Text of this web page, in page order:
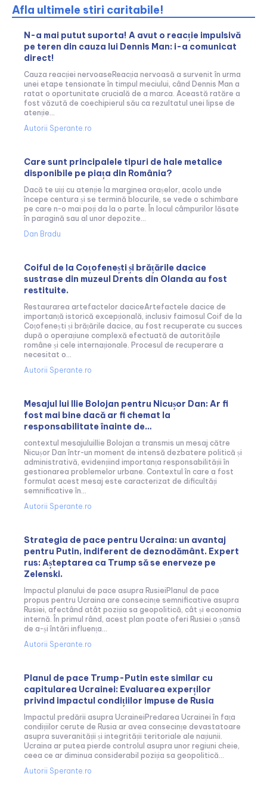
Afla ultimele stiri caritabile!
N-a mai putut suporta! A avut o reacție impulsivă
pe teren din cauza lui Dennis Man: i-a comunicat
direct!
Cauza reacției nervoaseReacția nervoasă a survenit în urma
unei etape tensionate în timpul meciului, când Dennis Man a
ratat o oportunitate crucială de a marca. Această ratăre a
fost văzută de coechipierul său ca rezultatul unei lipse de
atenție...
Autorii Sperante.ro
Care sunt principalele tipuri de hale metalice
disponibile pe piața din România?
Dacă te uiți cu atenție la marginea orașelor, acolo unde
începe centura și se termină blocurile, se vede o schimbare
pe care n-o mai poți da la o parte. În locul câmpurilor lăsate
în paragină sau al unor depozite...
Dan Bradu
Coiful de la Coțofenești și brățările dacice
sustrase din muzeul Drents din Olanda au fost
restituite.
Restaurarea artefactelor daciceArtefactele dacice de
importanță istorică excepțională, inclusiv faimosul Coif de la
Coțofenești și brățările dacice, au fost recuperate cu succes
după o operațiune complexă efectuată de autoritățile
române și cele internaționale. Procesul de recuperare a
necesitat o...
Autorii Sperante.ro
Mesajul lui Ilie Bolojan pentru Nicușor Dan: Ar fi
fost mai bine dacă ar fi chemat la
responsabilitate înainte de…
contextul mesajuluiIlie Bolojan a transmis un mesaj către
Nicușor Dan într-un moment de intensă dezbatere politică și
administrativă, evidențiind importanța responsabilității în
gestionarea problemelor urbane. Contextul în care a fost
formulat acest mesaj este caracterizat de dificultăți
semnificative în...
Autorii Sperante.ro
Strategia de pace pentru Ucraina: un avantaj
pentru Putin, indiferent de deznodământ. Expert
rus: Așteptarea ca Trump să se enerveze pe
Zelenski.
Impactul planului de pace asupra RusieiPlanul de pace
propus pentru Ucraina are consecințe semnificative asupra
Rusiei, afectând atât poziția sa geopolitică, cât și economia
internă. În primul rând, acest plan poate oferi Rusiei o șansă
de a-și întări influența...
Autorii Sperante.ro
Planul de pace Trump-Putin este similar cu
capitularea Ucrainei: Evaluarea experților
privind impactul condițiilor impuse de Rusia
Impactul predării asupra UcraineiPredarea Ucrainei în fața
condițiilor cerute de Rusia ar avea consecințe devastatoare
asupra suveranității și integrității teritoriale ale națiunii.
Ucraina ar putea pierde controlul asupra unor regiuni cheie,
ceea ce ar diminua considerabil poziția sa geopolitică...
Autorii Sperante.ro